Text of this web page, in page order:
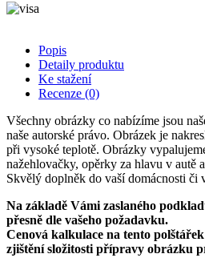
Popis
Detaily produktu
Ke stažení
Recenze (0)
Všechny obrázky co nabízíme jsou
naše autorské právo. Obrázek je
při vysoké teplotě. Obrázky
nažehlovačky, opěrky za hlavu v autě
Skvělý doplněk do vaší domácnosti či
Na základě Vámi zaslaného
přesně dle vašeho požadavku.
Cenová kalkulace na tento
zjištění složitosti přípravy obrázku